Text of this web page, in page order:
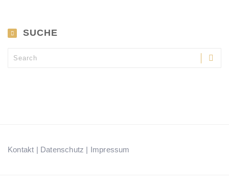
SUCHE
Kontakt | Datenschutz | Impressum